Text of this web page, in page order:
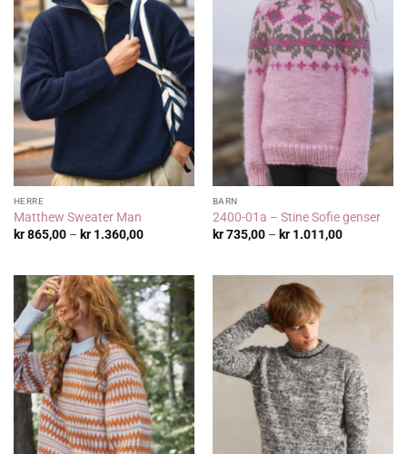
HERRE
Matthew Sweater Man
kr865,00 – kr1.360,00Prisområde:
BARN
2400-01a – Stine Sofie genser
kr735,00 – kr1.011,00